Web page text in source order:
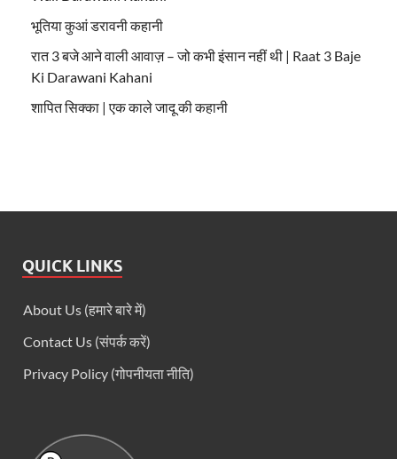
भूतिया कुआं डरावनी कहानी
रात 3 बजे आने वाली आवाज़ – जो कभी इंसान नहीं थी | Raat 3 Baje
Ki Darawani Kahani
शापित सिक्का | एक काले जादू की कहानी
QUICK LINKS
About Us (हमारे बारे में)
Contact Us (संपर्क करें)
Privacy Policy (गोपनीयता नीति)